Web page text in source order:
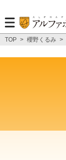
TOP > 櫻野くるみ >